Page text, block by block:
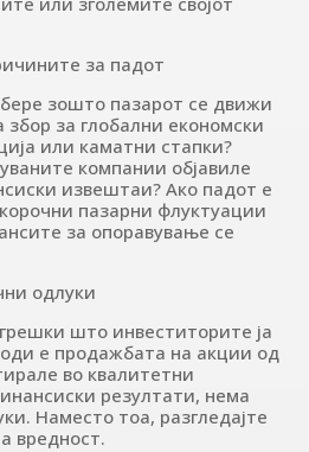
за падот
зошто пазарот се движи
за глобални економски
или каматни стапки?
компании објавиле
извештаи? Ако падот е
пазарни флуктуации
за опоравување се
одлуки
што инвеститорите ја
е продажбата на акции од
во квалитетни
резултати, нема
Наместо тоа, разгледајте
вредност.